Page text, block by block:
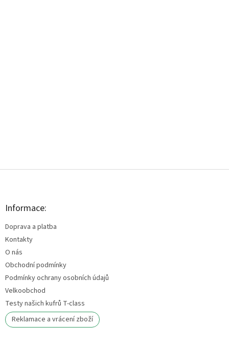
Z
Informace:
Doprava a platba
Kontakty
O nás
Obchodní podmínky
Podmínky ochrany osobních údajů
Velkoobchod
Testy našich kufrů T-class
Reklamace a vrácení zboží